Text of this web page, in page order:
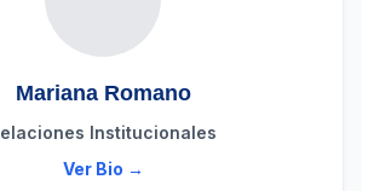
Mariana Romano
Institucionales
Ver Bio →